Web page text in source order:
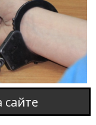
сайте